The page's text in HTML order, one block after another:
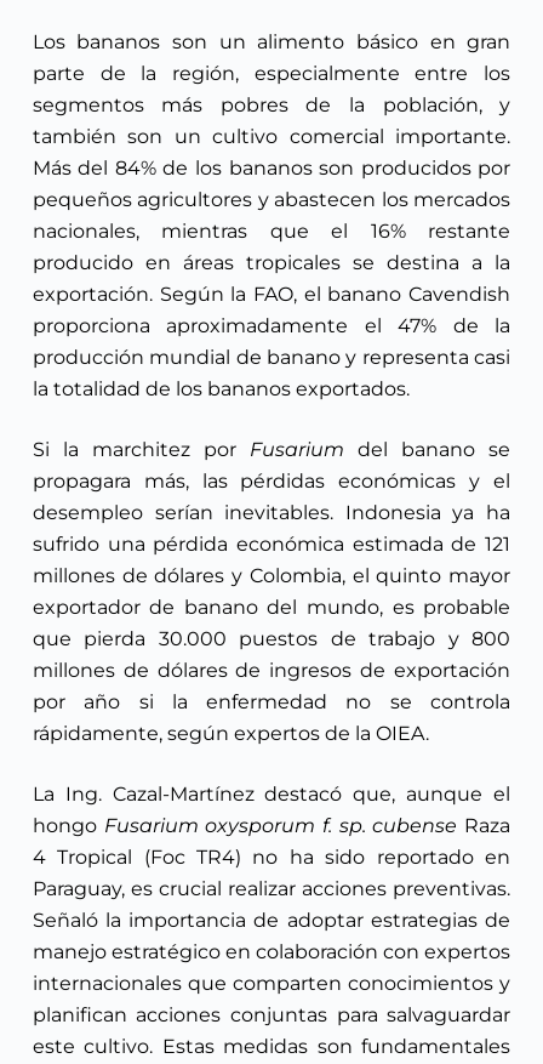
Los bananos son un alimento básico en gran
parte de la región, especialmente entre los
segmentos más pobres de la población, y
también son un cultivo comercial importante.
Más del 84% de los bananos son producidos por
pequeños agricultores y abastecen los mercados
nacionales, mientras que el 16% restante
producido en áreas tropicales se destina a la
exportación. Según la FAO, el banano Cavendish
proporciona aproximadamente el 47% de la
producción mundial de banano y representa casi
la totalidad de los bananos exportados.
Si la marchitez por Fusarium del banano se
propagara más, las pérdidas económicas y el
desempleo serían inevitables. Indonesia ya ha
sufrido una pérdida económica estimada de 121
millones de dólares y Colombia, el quinto mayor
exportador de banano del mundo, es probable
que pierda 30.000 puestos de trabajo y 800
millones de dólares de ingresos de exportación
por año si la enfermedad no se controla
rápidamente, según expertos de la OIEA.
La Ing. Cazal-Martínez destacó que, aunque el
hongo Fusarium oxysporum f. sp. cubense Raza
4 Tropical (Foc TR4) no ha sido reportado en
Paraguay, es crucial realizar acciones preventivas.
Señaló la importancia de adoptar estrategias de
manejo estratégico en colaboración con expertos
internacionales que comparten conocimientos y
planifican acciones conjuntas para salvaguardar
este cultivo. Estas medidas son fundamentales